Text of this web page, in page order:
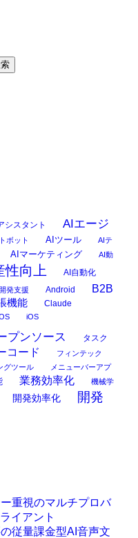
シスタント
AIエージ
ボット AIツール
AIテ
AIマーケティング AI動
性向上 AI自動化
発支援 Android
B2B
機能 Claude
iOS
プンソース
タスク
コード フィンテック
グツール
メニューバーアプ
業務効率化 機械学
開発効率化
開発
重視のマルチプロバ
イアント
従量課金型AI音声文